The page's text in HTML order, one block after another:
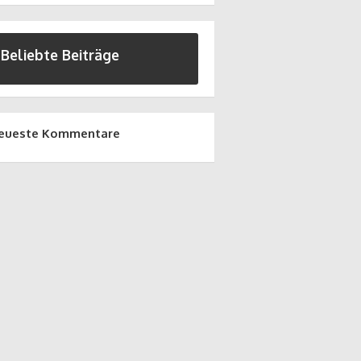
Beliebte Beiträge
Kommentare